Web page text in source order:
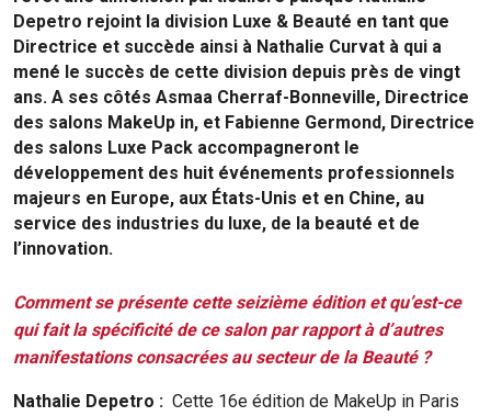
Depetro rejoint la division Luxe & Beauté en tant que
Directrice et succède ainsi à Nathalie Curvat à qui a
mené le succès de cette division depuis près de vingt
ans. A ses côtés Asmaa Cherraf-Bonneville, Directrice
des salons MakeUp in, et Fabienne Germond, Directrice
des salons Luxe Pack accompagneront le
développement des huit événements professionnels
majeurs en Europe, aux États-Unis et en Chine, au
service des industries du luxe, de la beauté et de
l’innovation.
Comment se présente cette seizième édition et qu’est-ce
qui fait la spécificité de ce salon par rapport à d’autres
manifestations consacrées au secteur de la Beauté ?
Nathalie Depetro : Cette 16e édition de MakeUp in Paris